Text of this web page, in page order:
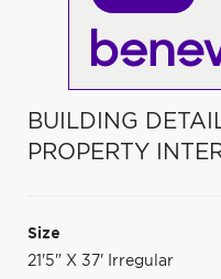
BUILDING
PROPERTY
Size
21'5" X 37' Irregular